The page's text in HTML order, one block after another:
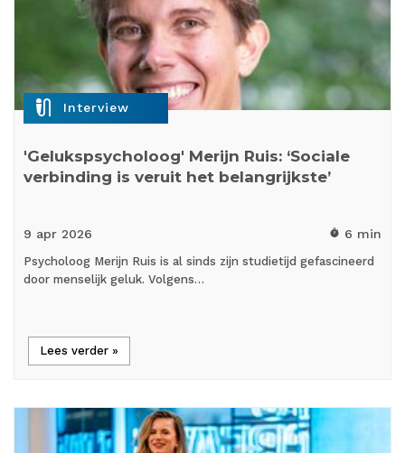
mic_external_on Interview
'Gelukspsycholoog' Merijn Ruis: ‘Sociale
verbinding is veruit het belangrijkste’
9 apr 2026 timer 6 min
Psycholoog Merijn Ruis is al sinds zijn studietijd gefascineerd
door menselijk geluk. Volgens…
Lees verder »